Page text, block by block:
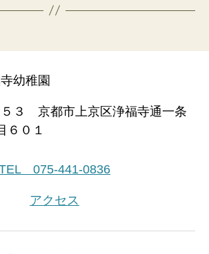
幼稚園
３ 京都市上京区浄福寺通一条
６０１
075-441-0836
アクセス